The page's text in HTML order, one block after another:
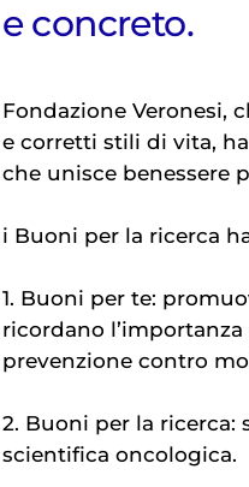
e concreto.
Fondazione Veronesi,
e corretti stili di vita,
che unisce benessere
i Buoni per la ricerca
1. Buoni per te:
ricordano
prevenzione contro
2. Buoni per la ricerca:
scientifica oncologica.